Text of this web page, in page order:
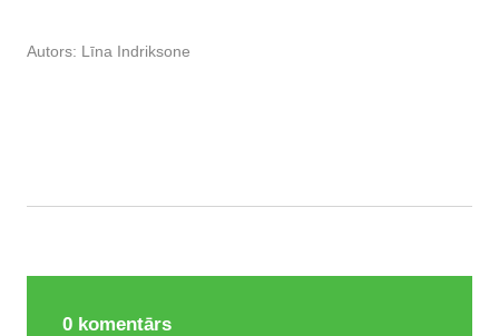
Autors: Līna Indriksone
0 komentārs